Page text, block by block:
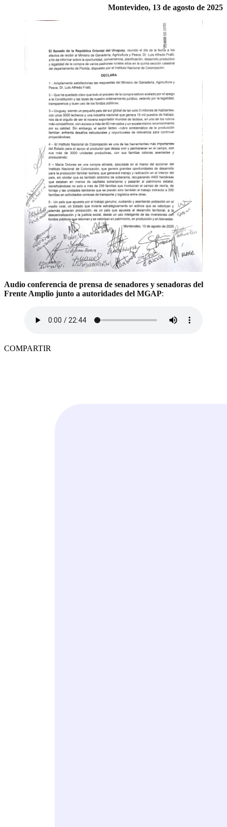
Montevideo, 13 de agosto de 2025
Audio conferencia de prensa de senadores y senadoras del
Frente Amplio junto a autoridades del MGAP:
COMPARTIR